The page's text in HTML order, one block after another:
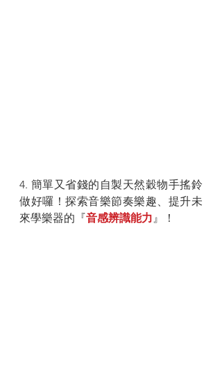
4. 簡單又省錢的自製天然穀物手搖鈴
做好囉！探索音樂節奏樂趣、提升未
來學樂器的『音感辨識能力』！